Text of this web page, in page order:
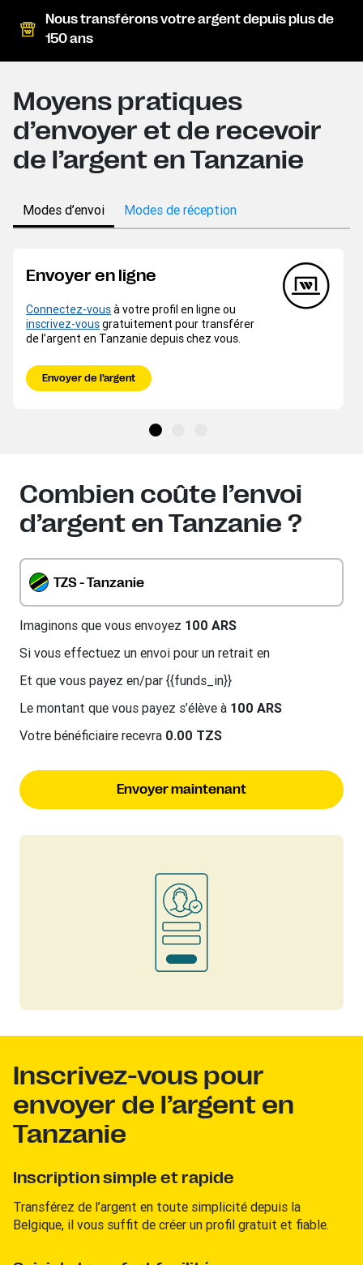
Nous transférons votre argent depuis plus de
150 ans
Moyens pratiques
d’envoyer et de recevoir
de l’argent en Tanzanie
Modes d’envoi Modes de réception
Envoyer en ligne
Connectez-vousà votre profil en ligne ou
inscrivez-vousgratuitement pour transférer
de l’argent en Tanzanie depuis chez vous.
Envoyer de l’argent
Combien coûte l’envoi
d’argent en Tanzanie ?
TZS - Tanzanie
Imaginons que vous envoyez 100 ARS
Si vous effectuez un envoi pour un retrait en
Et que vous payez en/par {{funds_in}}
Le montant que vous payez s’élève à 100 ARS
Votre bénéficiaire recevra 0.00 TZS
Envoyer maintenant
Inscrivez-vous pour
envoyer de l’argent en
Tanzanie
Inscription simple et rapide
Transférez de l’argent en toute simplicité depuis la
Belgique, il vous suffit de créer un profil gratuit et fiable.